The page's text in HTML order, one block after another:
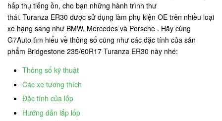
hấp thụ tiếng ồn, cho bạn những hành trình thư
thái. Turanza ER30 được sử dụng làm phụ kiện OE trên nhiều loại
xe hạng sang như BMW, Mercedes và Porsche . Hãy cùng
G7Auto tìm hiểu về thông số cũng như các đặc tính của sản
phẩm Bridgestone 235/60R17 Turanza ER30 này nhé:
Thông số kỹ thuật
Các xe tương thích
Đặc tính của lốp
Hướng dẫn lắp lốp